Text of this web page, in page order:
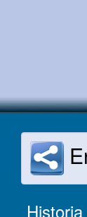
Historia